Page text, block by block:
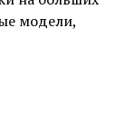
модели,